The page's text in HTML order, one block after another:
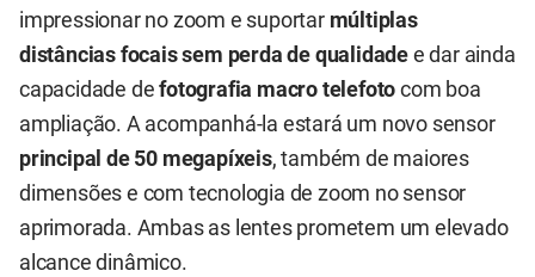
impressionar no zoom e suportar múltiplas
distâncias focais sem perda de qualidade e dar ainda
capacidade defotografia macro telefoto com boa
ampliação. A acompanhá-la estará um novo sensor
principal de 50 megapíxeis, também de maiores
dimensões e com tecnologia de zoom no sensor
aprimorada. Ambas as lentes prometem um elevado
alcance dinâmico.